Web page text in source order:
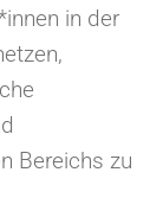
in der
Bereichs zu